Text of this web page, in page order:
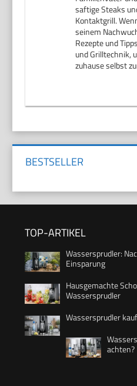
saftige Steaks
Kontaktgrill.
seinem
Rezepte und
und Grilltechnik,
zuhause selbst
BESTSELLER
TOP-ARTIKEL
Wassersprudler:
Einsparung
Hausgemachte
Wassersprudler
Wassersprudler
achten?